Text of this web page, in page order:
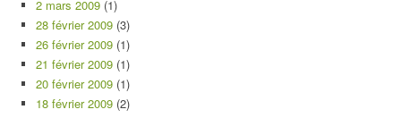
2 mars 2009 (1)
28 février 2009 (3)
26 février 2009 (1)
21 février 2009 (1)
20 février 2009 (1)
18 février 2009 (2)